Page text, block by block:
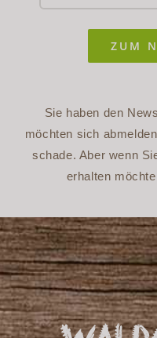
ZUM
Sie haben den
möchten sich
schade. Aber wenn
erhalten